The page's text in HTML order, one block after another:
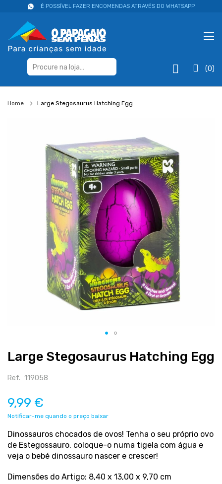
É POSSÍVEL FAZER ENCOMENDAS ATRAVÉS DO WHATSAPP
(0)
Home Large Stegosaurus Hatching Egg
Large Stegosaurus Hatching Egg
Ref. 119058
9,99 €
Notificar-me quando o preço baixar
Dinossauros chocados de ovos! Tenha o seu próprio ovo
de Estegossauro, coloque-o numa tigela com água e
veja o bebé dinossauro nascer e crescer!
Dimensões do Artigo: 8,40 x 13,00 x 9,70 cm
para
início
galeria
de